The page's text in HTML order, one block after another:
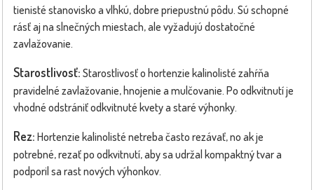
tienisté stanovisko a vlhkú, dobre priepustnú pôdu. Sú schopné
rásť aj na slnečných miestach, ale vyžadujú dostatočné
zavlažovanie.
Starostlivosť: Starostlivosť o hortenzie kalinolisté zahŕňa
pravidelné zavlažovanie, hnojenie a mulčovanie. Po odkvitnutí je
vhodné odstrániť odkvitnuté kvety a staré výhonky.
Rez: Hortenzie kalinolisté netreba často rezávať, no ak je
potrebné, rezať po odkvitnutí, aby sa udržal kompaktný tvar a
podporil sa rast nových výhonkov.